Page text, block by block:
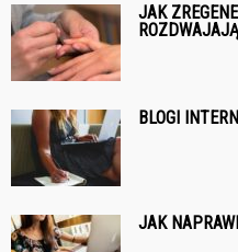
JAK
BLOGI
JAK